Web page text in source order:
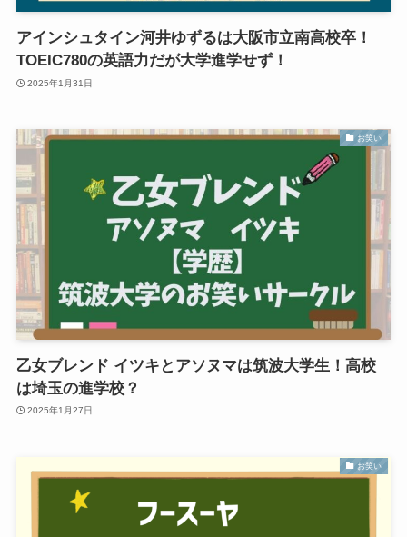
アインシュタイン河井ゆずるは大阪市立南高校卒！
TOEIC780の英語力だが大学進学せず！
2025年1月31日
お笑い
乙女ブレンド イツキとアソヌマは筑波大学生！高校
は埼玉の進学校？
2025年1月27日
お笑い